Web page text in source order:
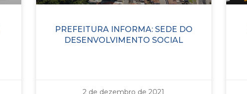
PREFEITURA INFORMA: SEDE DO
DESENVOLVIMENTO SOCIAL
2 de dezembro de 2021